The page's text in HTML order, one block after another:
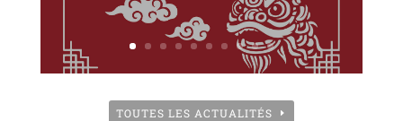
TOUTES LES ACTUALITÉS